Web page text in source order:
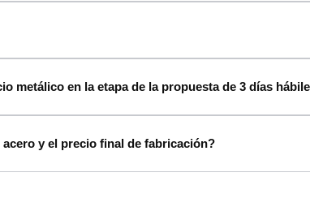
metálico en la etapa de la propuesta de 3 días
y el precio final de fabricación?